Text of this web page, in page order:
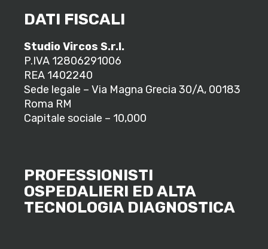
DATI FISCALI
Studio Vircos S.r.l.
P.IVA 12806291006
REA 1402240
Sede legale – Via Magna Grecia 30/A, 00183
Roma RM
Capitale sociale – 10,000
PROFESSIONISTI
OSPEDALIERI ED ALTA
TECNOLOGIA DIAGNOSTICA